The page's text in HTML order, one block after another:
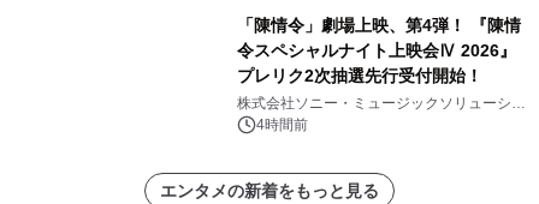
「陳情令」劇場上映、第4弾！ 『陳情
令スペシャルナイト上映会Ⅳ 2026』
プレリク2次抽選先行受付開始！
株式会社ソニー・ミュージックソリューショ
ンズ4時間前
エンタメの新着をもっと見る